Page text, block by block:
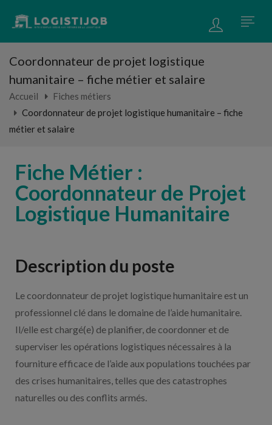
Coordonnateur de projet logistique
humanitaire – fiche métier et salaire
Accueil
Fiches métiers
Coordonnateur de projet logistique humanitaire – fiche
métier et salaire
Fiche Métier :
Coordonnateur de Projet
Logistique Humanitaire
Description du poste
Le coordonnateur de projet logistique humanitaire est un
professionnel clé dans le domaine de l’aide humanitaire.
Il/elle est chargé(e) de planifier, de coordonner et de
superviser les opérations logistiques nécessaires à la
fourniture efficace de l’aide aux populations touchées par
des crises humanitaires, telles que des catastrophes
naturelles ou des conflits armés.